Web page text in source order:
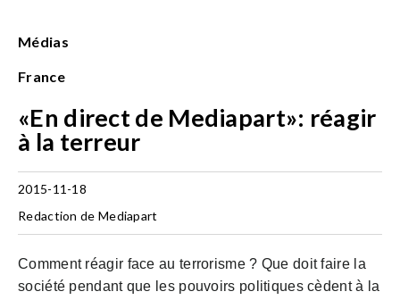
Médias
France
«En direct de Mediapart»: réagir
à la terreur
2015-11-18
Redaction de Mediapart
Comment réagir face au terrorisme ? Que doit faire la
société pendant que les pouvoirs politiques cèdent à la